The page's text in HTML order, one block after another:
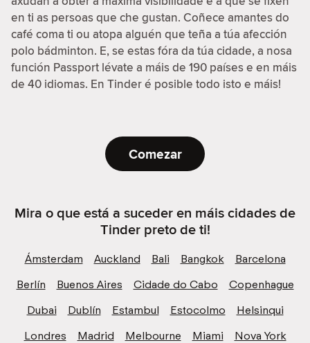
en ti as persoas que che gustan. Coñece amantes do
café coma ti ou atopa alguén que teña a túa afección
polo bádminton. E, se estas fóra da túa cidade, a nosa
función Passport lévate a máis de 190 países e en máis
de 40 idiomas. En Tinder é posible todo isto e máis!
Comezar
Mira o que está a suceder en máis cidades de
Tinder preto de ti!
Ámsterdam Auckland Bali Bangkok
Barcelona
Berlín
Buenos Aires Cidade do Cabo
Copenhague
Dubai
Dublín Estambul Estocolmo
Helsinqui
Londres
Madrid Melbourne Miami
Nova York